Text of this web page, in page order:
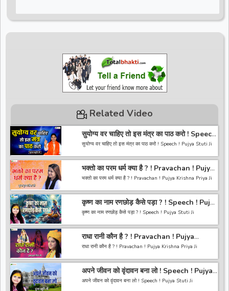
Related Video
सुयोग्य वर चाहिए तो इस मंत्र का पाठ करो ! Speech
! Pujya Stuti Ji
सुयोग्य वर चाहिए तो इस मंत्र का पाठ करो ! Speech ! Pujya Stuti Ji
*-----------------------------------------------------------------
------------------------------------------*
अगर आपको हमारी वीडियो अच्छी लगी तो हमारे चैनल को सब्सक्राइब करना
https://bit.ly/2HNBbHd
*-----------------------------------------------------------------
------------------------------------------
भक्तो का परम धर्म क्या है ? ! Pravachan ! Pujya
Krishna Priya Ji
भक्तो का परम धर्म क्या है ? ! Pravachan ! Pujya Krishna Priya Ji
------------------------------------------------------------------
----------------------------------------
अगर आपको हमारी वीडियो अच्छी लगी तो हमारे चैनल को सब्सक्राइब करना
https://bit.ly/2HNBbHd
------------------------------------------------------------------
-----------------------------------------
कृष्ण का नाम रणछोड़ कैसे पड़ा ? ! Speech ! Pujya
Stuti Ji
कृष्ण का नाम रणछोड़ कैसे पड़ा ? ! Speech ! Pujya Stuti Ji
*-----------------------------------------------------------------
------------------------------------------*
अगर आपको हमारी वीडियो अच्छी लगी तो हमारे चैनल को सब्सक्राइब करना
https://bit.ly/2HNBbHd
*-----------------------------------------------------------------
------------------------------------------*
राधा रानी कौन है ? ! Pravachan ! Pujya
Krishna Priya Ji
राधा रानी कौन है ? ! Pravachan ! Pujya Krishna Priya Ji
------------------------------------------------------------------
----------------------------------------
अगर आपको हमारी वीडियो अच्छी लगी तो हमारे चैनल को सब्सक्राइब करना
अपने जीवन को वृंदावन बना लो ! Speech ! Pujya
Stuti Ji
अपने जीवन को वृंदावन बना लो ! Speech ! Pujya Stuti Ji